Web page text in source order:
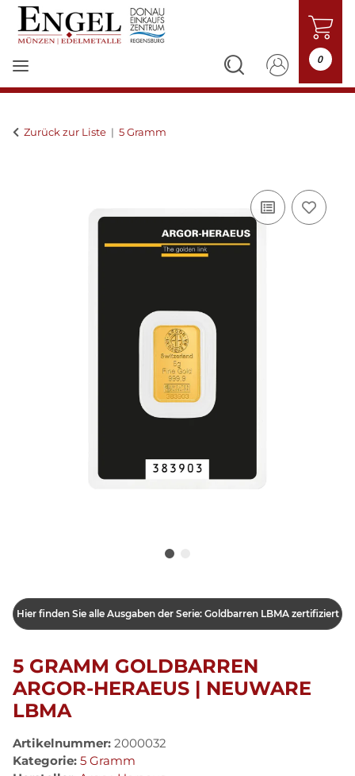
0
Zurück zur Liste 5 Gramm
Hier finden Sie alle Ausgaben der Serie: Goldbarren LBMA zertifiziert
5 GRAMM GOLDBARREN
ARGOR-HERAEUS | NEUWARE
LBMA
Artikelnummer: 2000032
Kategorie: 5 Gramm